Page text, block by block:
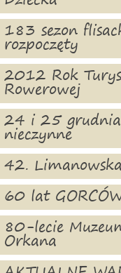
183 sezon
rozpoczęty
2012 Rok
Rowerowej
24 i 25
nieczynne
42.
60 lat
80-lecie
Orkana